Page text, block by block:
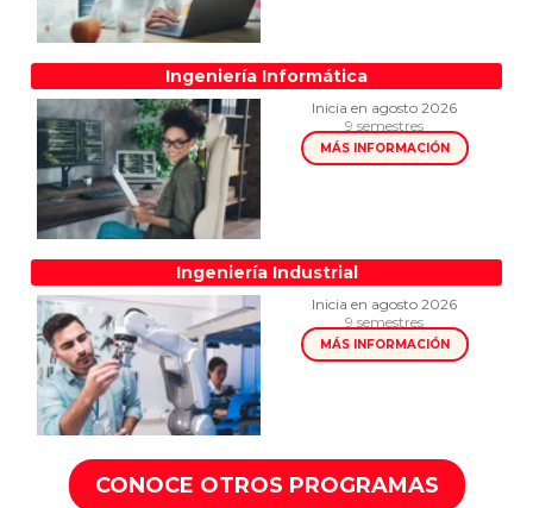
Ingeniería Informática
Inicia en agosto 2026
9 semestres
MÁS INFORMACIÓN
Ingeniería Industrial
Inicia en agosto 2026
9 semestres
MÁS INFORMACIÓN
CONOCE OTROS PROGRAMAS